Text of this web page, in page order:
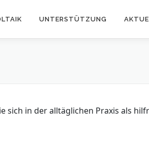
UNTERSTÜTZUNG
in der alltäglichen Praxis als